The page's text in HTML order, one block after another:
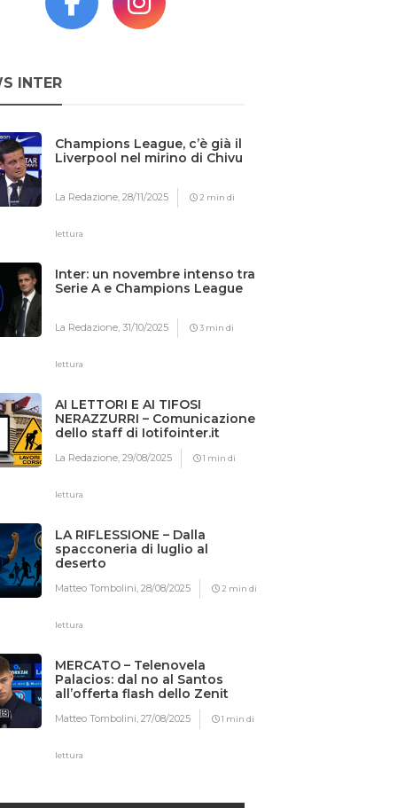
INTER
Champions League, c’è già il
Liverpool nel mirino di Chivu
La Redazione,28/11/2025 2 min di
lettura
Inter: un novembre intenso tra
Serie A e Champions League
La Redazione,31/10/2025 3 min di
lettura
AI LETTORI E AI TIFOSI
NERAZZURRI – Comunicazione
dello staff di Iotifointer.it
La Redazione,29/08/2025 1 min di
lettura
LA RIFLESSIONE – Dalla
spacconeria di luglio al
deserto
Matteo Tombolini,28/08/2025 2 min di
lettura
MERCATO – Telenovela
Palacios: dal no al Santos
all’offerta flash dello Zenit
Matteo Tombolini,27/08/2025 1 min di
lettura